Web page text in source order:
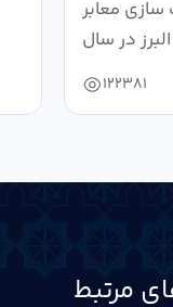
معابر
در سال
122381
مرتبط